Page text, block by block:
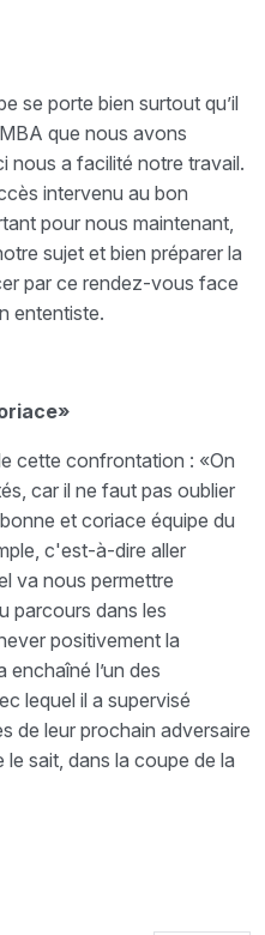
se porte bien surtout qu’il
que nous avons
nous a facilité notre travail.
intervenu au bon
pour nous maintenant,
sujet et bien préparer la
par ce rendez-vous face
ententiste.
cette confrontation : «On
car il ne faut pas oublier
et coriace équipe du
c'est-à-dire aller
va nous permettre
parcours dans les
positivement la
enchaîné l’un des
lequel il a supervisé
de leur prochain adversaire
sait, dans la coupe de la